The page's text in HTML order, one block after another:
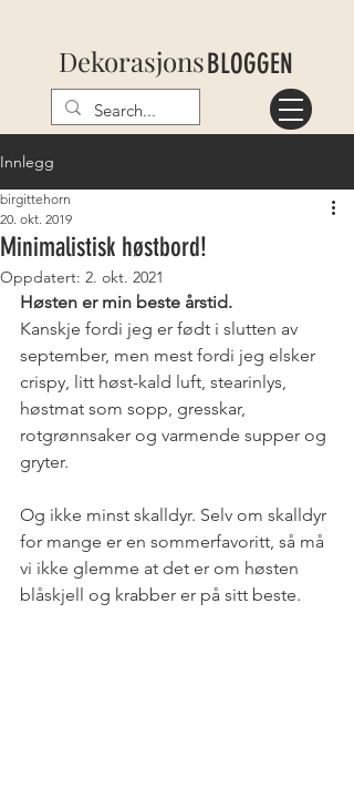
DekorasjonsBLOGGEN
Innlegg
Minimalistisk høstbord!
birgittehorn
20. okt. 2019
Oppdatert: 2. okt. 2021
Høsten er min beste årstid.
Kanskje fordi jeg er født i slutten av
september, men mest fordi jeg elsker
crispy, litt høst-kald luft, stearinlys,
høstmat som sopp, gresskar,
rotgrønnsaker og varmende supper og
gryter.
Og ikke minst skalldyr. Selv om skalldyr
for mange er en sommerfavoritt, så må
vi ikke glemme at det er om høsten
blåskjell og krabber er på sitt beste.